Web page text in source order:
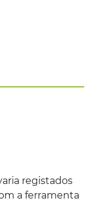
registados
a ferramenta